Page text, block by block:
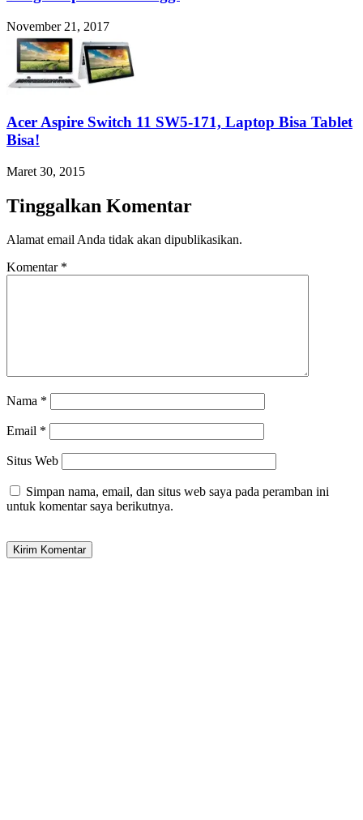
November 21, 2017
Acer Aspire Switch 11 SW5-171, Laptop Bisa Tablet
Bisa!
Maret 30, 2015
Tinggalkan Komentar
Alamat email Anda tidak akan dipublikasikan.
Komentar *
Nama *
Email *
Situs Web
Simpan nama, email, dan situs web saya pada peramban ini
untuk komentar saya berikutnya.